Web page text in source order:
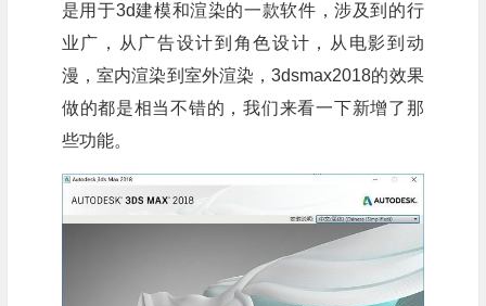
是用于3d建模和渲染的一款软件，涉及到的行
业广，从广告设计到角色设计，从电影到动
漫，室内渲染到室外渲染，3dsmax2018的效果
做的都是相当不错的，我们来看一下新增了那
些功能。